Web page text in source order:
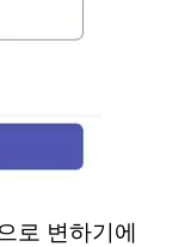
로 변하기에